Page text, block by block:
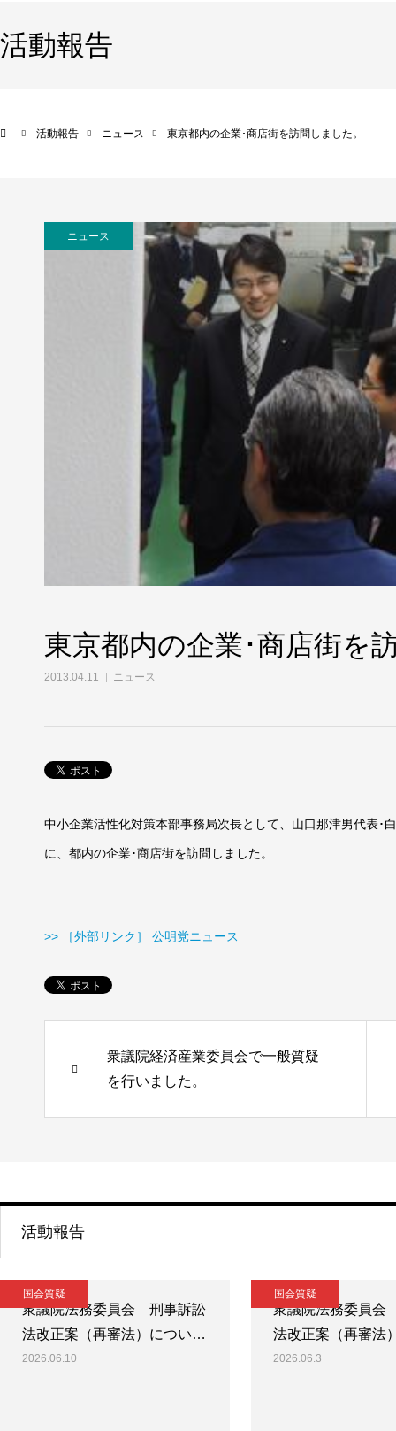
活動報告
活動報告 ニュース 東京都内の企業･商店街を訪問しました。
ニュース
東京都内の企業･商店街を
2013.04.11 ニュース
中小企業活性化対策本部事務局次長として、山口那津男代表･
に、都内の企業･商店街を訪問しました。
>> ［外部リンク］ 公明党ニュース
衆議院経済産業委員会で一般質疑
を行いました。
活動報告
国会質疑
衆議院法務委員会 刑事訴訟
法改正案（再審法）につい…
2026.06.10
国会質疑
衆議院法務委員
法改正案（再審法
2026.06.3